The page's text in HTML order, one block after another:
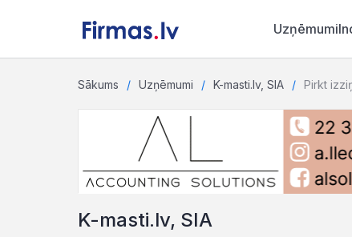
Uzņēmumi
Sākums Uzņēmumi K-masti.lv, SIA Pirkt
K-masti.lv, SIA